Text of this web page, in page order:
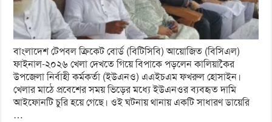
বাংলাদেশ টেপবল ক্রিকেট বোর্ড (বিটিসিবি) আয়োজিত (বিসিএল)
ফাইনাল-২০২৬ খেলা দেখতে গিয়ে বিপাকে পড়লেন কালিয়াকৈর
উপজেলা নির্বাহী কর্মকর্তা (ইউএনও) এএইচএম ফখরুল হোসাইন।
খেলার মাঠে প্রবেশের সময় ভিড়ের মধ্যে ইউএনওর ব্যবহৃত দামি
আইফোনটি চুরি হয়ে গেছে। ওই ঘটনায় থানায় একটি সাধারণ ডায়েরি
…